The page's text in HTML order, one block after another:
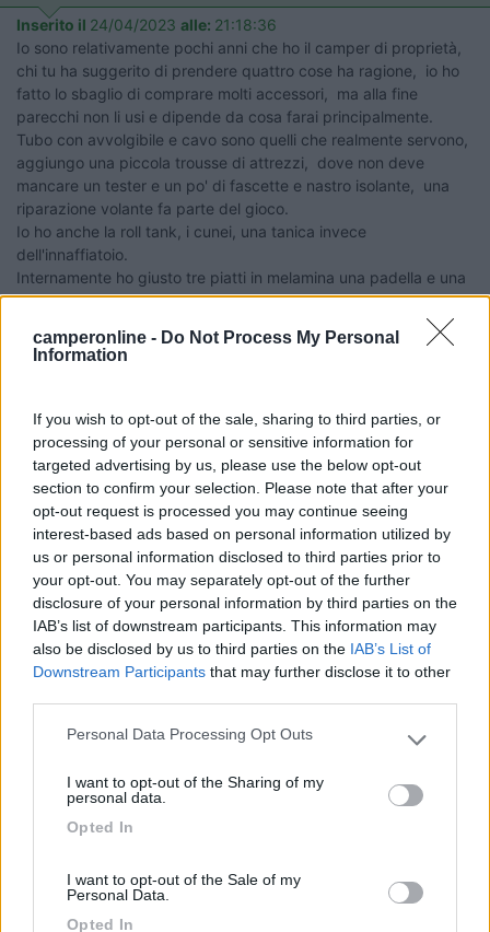
camperonline - Do Not Process My Personal
Information
If you wish to opt-out of the sale, sharing to third parties, or
processing of your personal or sensitive information for
targeted advertising by us, please use the below opt-out
section to confirm your selection. Please note that after your
opt-out request is processed you may continue seeing
interest-based ads based on personal information utilized by
us or personal information disclosed to third parties prior to
your opt-out. You may separately opt-out of the further
disclosure of your personal information by third parties on the
IAB’s list of downstream participants. This information may
also be disclosed by us to third parties on the IAB’s List of
Downstream Participants that may further disclose it to other
Please note that this website/app uses one or more Google
not limited to your visit or usage behaviour. You may click to
use your data for below specified purposes in below Google
Personal Data Processing Opt Outs
I want to opt-out of the Sharing of my
personal data.
Opted In
I want to opt-out of the Sale of my
Personal Data.
Opted In
Inserito il 24/04/2023 alle: 21:18:36
Io sono relativamente pochi anni che ho il camper di proprietà,
chi tu ha suggerito di prendere quattro cose ha ragione, io ho
fatto lo sbaglio di comprare molti accessori, ma alla fine
parecchi non li usi e dipende da cosa farai principalmente.
Tubo con avvolgibile e cavo sono quelli che realmente servono,
aggiungo una piccola trousse di attrezzi, dove non deve
mancare un tester e un po' di fascette e nastro isolante, una
riparazione volante fa parte del gioco.
Io ho anche la roll tank, i cunei, una tanica invece
dell'innaffiatoio.
Internamente ho giusto tre piatti in melamina una padella e una
pentola ( avevo comprato il set apposito, ma lo ho ridotto).
Piatti compostabili così come le posate, ad esclusione dei
coltelli...
Buoni km
Aldo
Lucag63
69
Inserito il24/04/2023 alle:21:30:31
Grazie a tutti..mi state dando un sacco di idee..e consigli che
fanno riflettere.. grazie.
Apollo 13
Inserito il 24/04/2023
22:06:09
plastica, posate e pentole di casa, pochi pezzi, fino a quando vi
Per il bagno usate i vostri asciugamani.
Per il letto i vostri pigiami, evita cose da rimboccare, sacco a